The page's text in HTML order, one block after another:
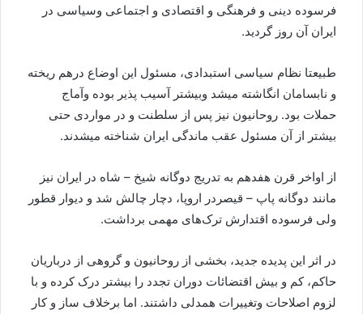
فرسوده دینی و فرهنگی و اقتصادی و اجتماعی وسیاسی در
ایران آن روز گردید.
طبیعتا نظام سیاسی استبدادی، مسئول این اوضاع درهم ریخته
و نابسامان انگاشته میشد وبیشتر آسیب پذیر بوده وآماج
حملات بود. روحانیون نیز پس از سلطنت و در مواردی حتی
بیشتر از آن مسئول عقب ماندگی ایران شناخته میشدند.
از اواخر قرن هفدهم به تدریج دوگانه شیخ – شاه در ایران نیز
مانند دوگانه پاپ – قیصردر اروپا، دچار چالش شد و دیوار قطور
ولی فرسوده اقتدارش ترک‌های مهمی برداشت.
در اثر این پدیده جدید، بخشی از روحانیون و گروهی از درباریان
حاکم، کم‌ و بیش اقتضائات دوران تجدد را بیشتر درک کرده و با
لزوم اصلاحات وتغییرات همدلی داشتند. اما برخلاف ساز و کار